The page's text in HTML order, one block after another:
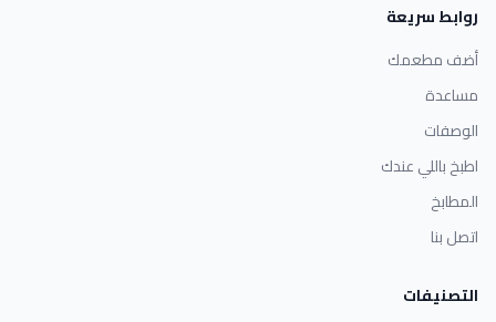
روابط سريعة
أضف مطعمك
مساعدة
الوصفات
اطبخ باللي عندك
المطابخ
اتصل بنا
التصنيفات